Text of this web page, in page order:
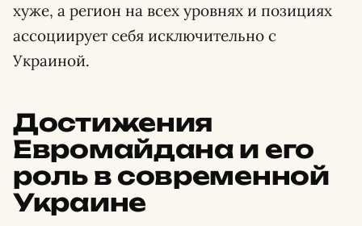
хуже, а регион на всех уровнях и позициях
ассоциирует себя исключительно с
Украиной.
Достижения
Евромайдана и его
роль в современной
Украине